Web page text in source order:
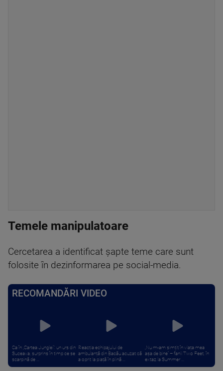
Temele manipulatoare
Cercetarea a identificat șapte teme care sunt
folosite în dezinformarea pe social-media.
RECOMANDĂRI VIDEO
Ca în „Cartea Junglei”: un urs din
Suceava, surprins în timp ce se
scarpină de ...
Reacția echipajului de
ambulanță din Bacău acuzat că
a oprit la piață în plină ...
„Nu m-am simțit în viața mea
așa de bine” – fanii Two Feet, în
extaz la Summer ...